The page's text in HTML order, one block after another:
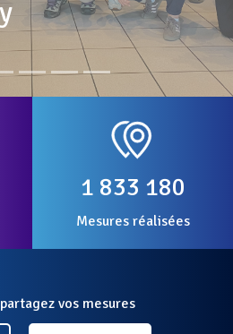
1 833 180
Mesures réalisées
vos mesures